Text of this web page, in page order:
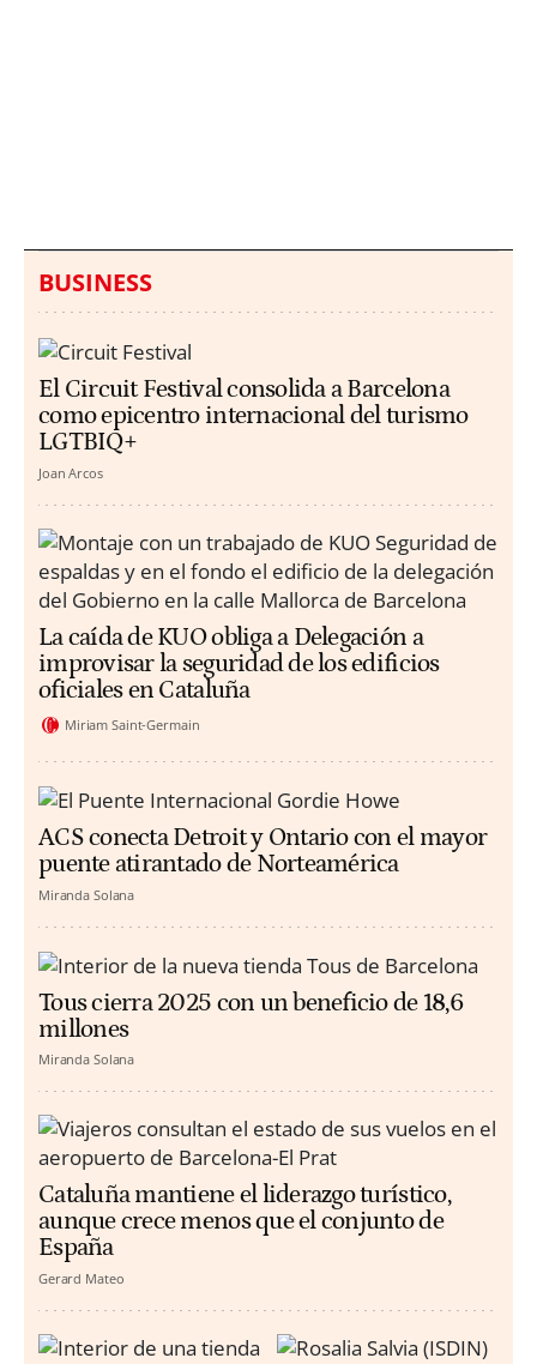
BUSINESS
El Circuit Festival consolida a Barcelona
como epicentro internacional del turismo
LGTBIQ+
Joan Arcos
La caída de KUO obliga a Delegación a
improvisar la seguridad de los edificios
oficiales en Cataluña
Miriam Saint-Germain
ACS conecta Detroit y Ontario con el mayor
puente atirantado de Norteamérica
Miranda Solana
Tous cierra 2025 con un beneficio de 18,6
millones
Miranda Solana
Cataluña mantiene el liderazgo turístico,
aunque crece menos que el conjunto de
España
Gerard Mateo